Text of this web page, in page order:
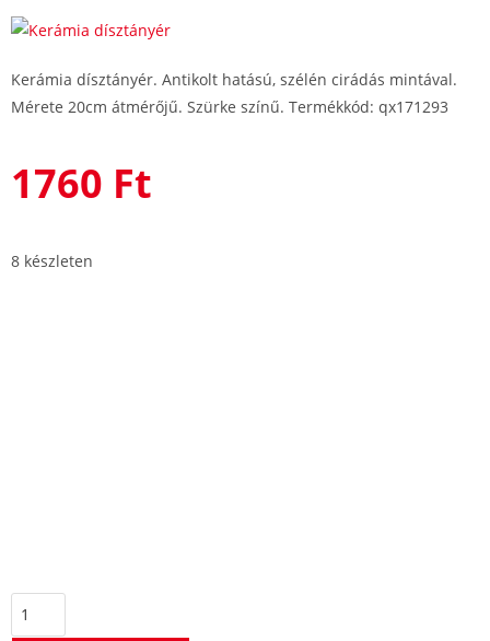
Kerámia dísztányér. Antikolt hatású, szélén cirádás mintával.
Mérete 20cm átmérőjű. Szürke színű. Termékkód: qx171293
1760 Ft
8 készleten